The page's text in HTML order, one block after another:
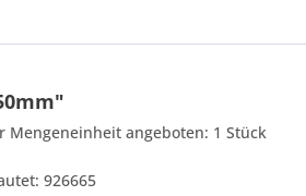
angeboten: 1 Stück
926665